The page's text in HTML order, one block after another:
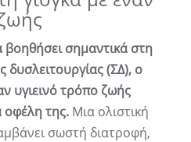
βοηθήσει σημαντικά στη
δυσλειτουργίας (ΣΔ), ο
υγιεινό τρόπο ζωής
οφέλη της. Μια ολιστική
σωστή διατροφή,